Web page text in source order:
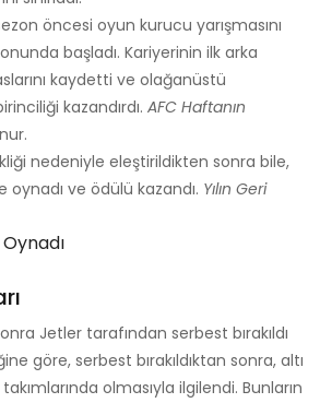
öncesi oyun kurucu yarışmasını
başladı. Kariyerinin ilk arka
kaydetti ve olağanüstü
kazandırdı. AFC Haftanın
nedeniyle eleştirildikten sonra bile,
ve ödülü kazandı. Yılın Geri
Jetler tarafından serbest bırakıldı
göre, serbest bırakıldıktan sonra, altı
olmasıyla ilgilendi. Bunların